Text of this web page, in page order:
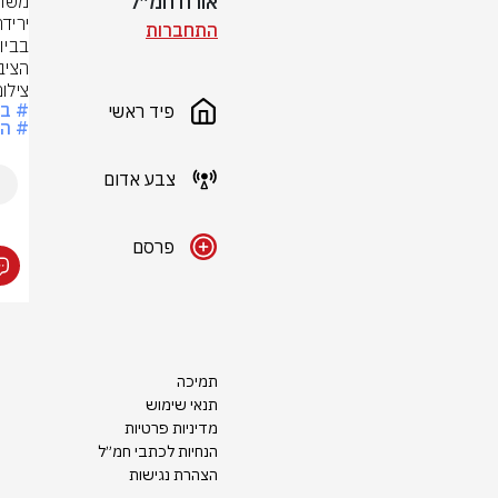
התחברות
פיד ראשי
צבע אדום
פרסם
תמיכה
תנאי שימוש
מדיניות פרטיות
הנחיות לכתבי חמ״ל
הצהרת נגישות
#
#